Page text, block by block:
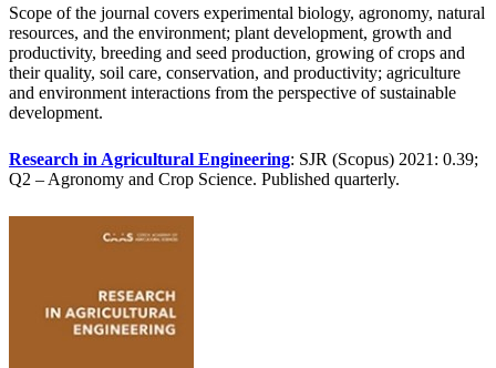
Scope of the journal covers experimental biology, agronomy, natural
resources, and the environment; plant development, growth and
productivity, breeding and seed production, growing of crops and
their quality, soil care, conservation, and productivity; agriculture
and environment interactions from the perspective of sustainable
development.
Research in Agricultural Engineering: SJR (Scopus) 2021: 0.39;
Q2 – Agronomy and Crop Science. Published quarterly.